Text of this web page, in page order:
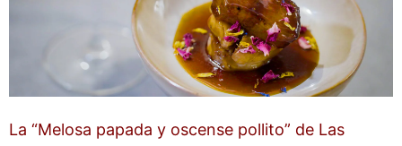
La “Melosa papada y oscense pollito” de Las